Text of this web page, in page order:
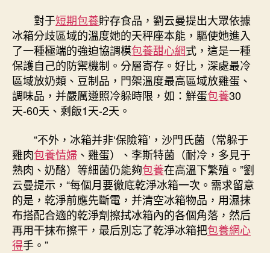
對于短期包養貯存食品，劉云曼提出大眾依據
冰箱分歧區域的溫度她的天秤座本能，驅使她進入
了一種極端的強迫協調模包養甜心網式，這是一種
保護自己的防禦機制。分層寄存。好比，深處最冷
區域放奶類、豆制品，門架溫度最高區域放雞蛋、
調味品，并嚴厲遵照冷躲時限，如：鮮蛋包養30
天-60天、剩飯1天-2天。
“不外，冰箱并非‘保險箱’，沙門氏菌（常躲于
雞肉包養情婦 、雞蛋）、李斯特菌（耐冷，多見于
熟肉、奶酪）等細菌仍能夠包養在高溫下繁殖。”劉
云曼提示，“每個月要徹底乾淨冰箱一次。需求留意
的是，乾淨前應先斷電，并清空冰箱物品，用濕抹
布搭配合適的乾淨劑擦拭冰箱內的各個角落，然后
再用干抹布擦干，最后別忘了乾淨冰箱把包養網心
得手。”